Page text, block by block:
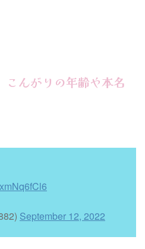
こんがりの年齢や本名
September 12, 2022